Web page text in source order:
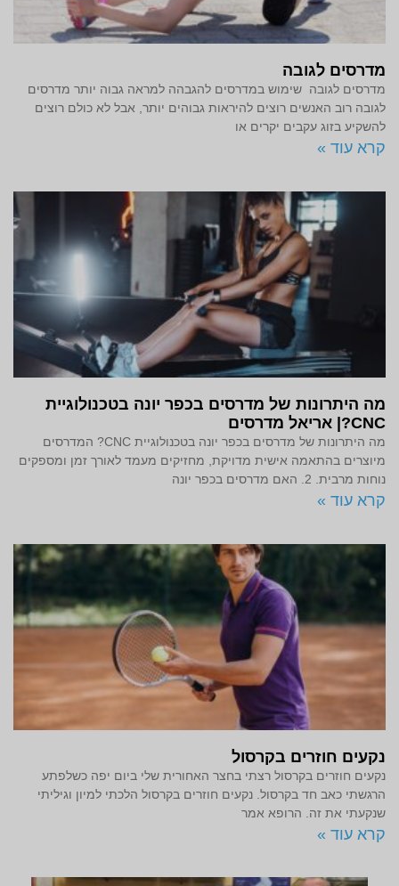
מדרסים לגובה
מדרסים לגובה שימוש במדרסים להגבהה למראה גבוה יותר מדרסים
לגובה רוב האנשים רוצים להיראות גבוהים יותר, אבל לא כולם רוצים
להשקיע בזוג עקבים יקרים או
קרא עוד »
מה היתרונות של מדרסים בכפר יונה בטכנולוגיית
CNC?| אריאל מדרסים
מה היתרונות של מדרסים בכפר יונה בטכנולוגיית CNC? המדרסים
מיוצרים בהתאמה אישית מדויקת, מחזיקים מעמד לאורך זמן ומספקים
נוחות מרבית. 2. האם מדרסים בכפר יונה
קרא עוד »
נקעים חוזרים בקרסול
נקעים חוזרים בקרסול רצתי בחצר האחורית שלי ביום יפה כשלפתע
הרגשתי כאב חד בקרסול. נקעים חוזרים בקרסול הלכתי למיון וגיליתי
שנקעתי את זה. הרופא אמר
קרא עוד »